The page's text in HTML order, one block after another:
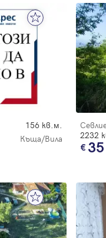
156 кв.м.
Къща/Вила
2232